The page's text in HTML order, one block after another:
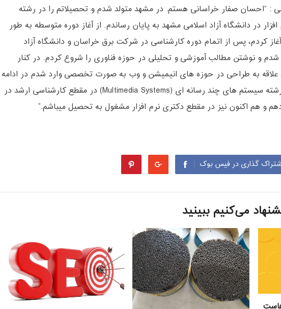
: “احسان صفار خراسانی هستم. در مشهد متولد شدم و تحصیلاتم را در رشته
در دانشگاه آزاد اسلامی مشهد به پایان رساندم. از آغاز دوره متوسطه به طور
کردم، پس از اتمام دوره کارشناسی در شرکت برق خراسان و دانشگاه آزاد
و نوشتن مطالب آموزشی و تحلیلی در حوزه فناوری را شروع کردم. در کنار
به طراحی در حوزه های انیمیشن و وب به صورت تخصصی وارد شدم در ادامه
همین علاقه باعث شد که در رشته سیستم های چند رسانه ای (Multimedia Systems) در مقطع کارشناسی ارشد در
گذاری در فیس بوک
می‌کنیم ببینید